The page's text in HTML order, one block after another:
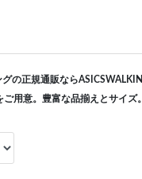
の正規通販なら
用意。豊富な品揃えとサイズ。